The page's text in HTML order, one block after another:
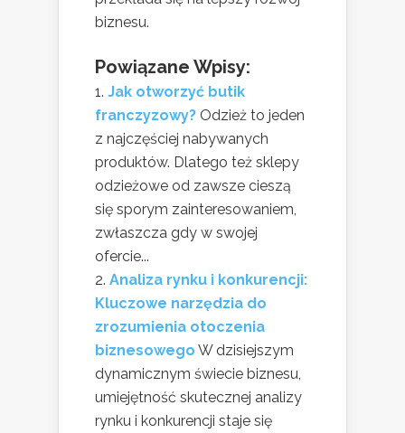
biznesu.
Powiązane Wpisy:
Jak otworzyć butik
franczyzowy? Odzież to jeden
z najczęściej nabywanych
produktów. Dlatego też sklepy
odzieżowe od zawsze cieszą
się sporym zainteresowaniem,
zwłaszcza gdy w swojej
ofercie...
Analiza rynku i konkurencji:
Kluczowe narzędzia do
zrozumienia otoczenia
biznesowego W dzisiejszym
dynamicznym świecie biznesu,
umiejętność skutecznej analizy
rynku i konkurencji staje się